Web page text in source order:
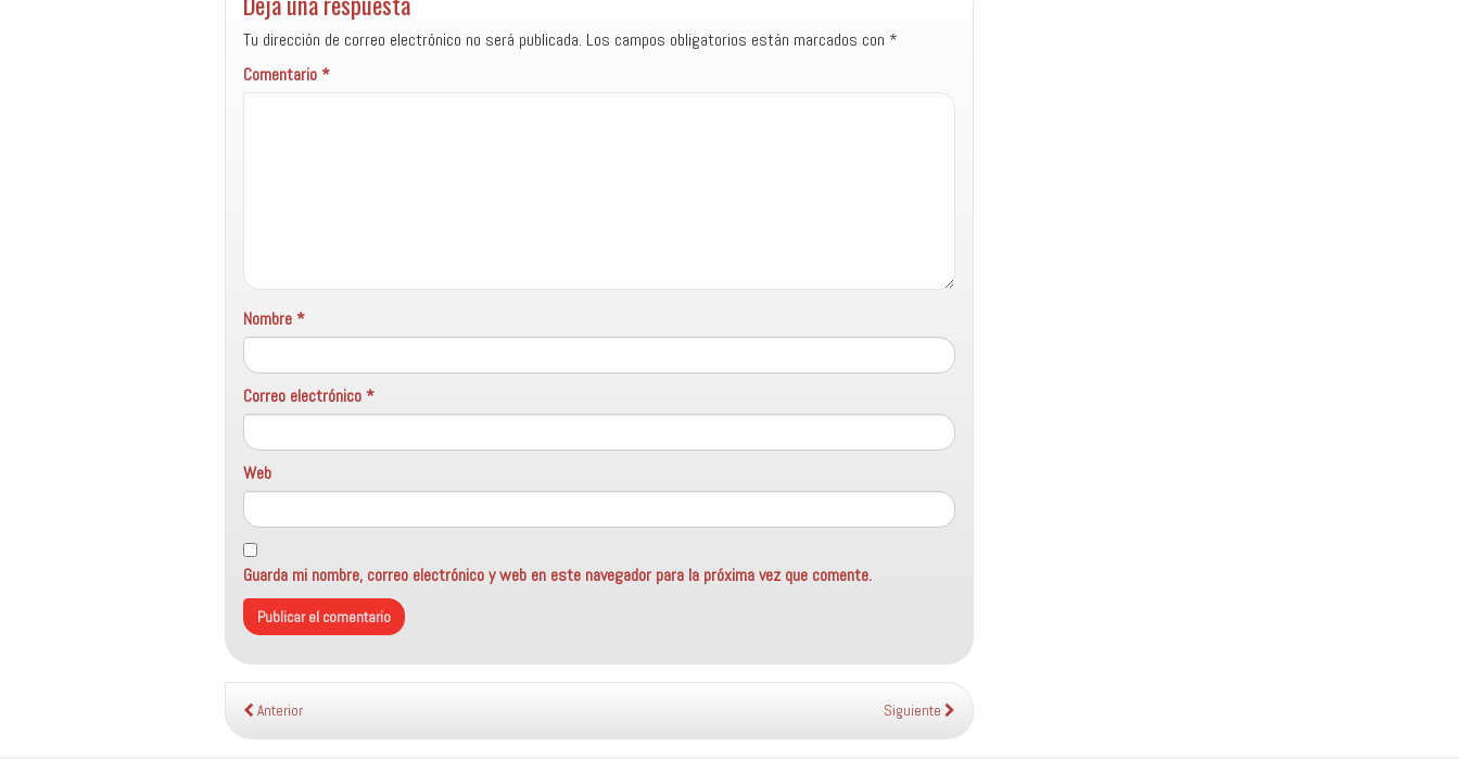
Tu dirección de correo electrónico no será publicada. Los campos obligatorios están marcados con *
Comentario*
Nombre *
Correo electrónico *
Web
Guarda mi nombre, correo electrónico y web en este navegador para la próxima vez que comente.
Anterior Siguiente